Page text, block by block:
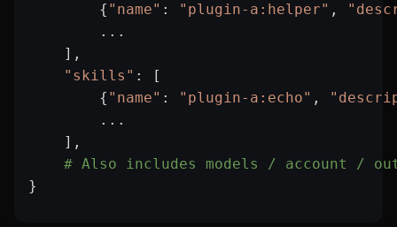
        {
"name" : "plugin-a:helper" ,
        ...
    ],
    "skills"
: [
        {
"name" : "plugin-a:echo" ,
        ...
    ],
# Also includes models / account /
}